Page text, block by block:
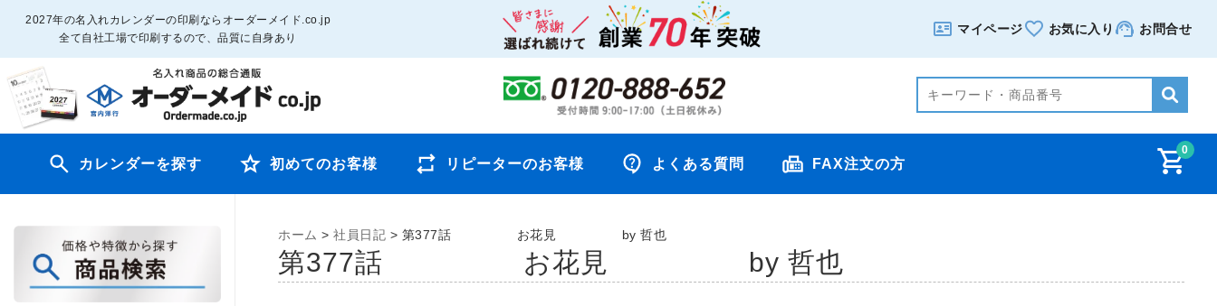
2027年の名入れカレンダーの印刷ならオーダーメイド.co.jp
全て自社工場で印刷するので、品質に自身あり
マイページ お気に入り お問合せ
0
カレンダーを探す 初めてのお客様 リピーターのお客様 よくある質問 FAX注文の方
ホーム > 社員日記 > 第377話 お花見 by 哲也
第377話 お花見 by 哲也